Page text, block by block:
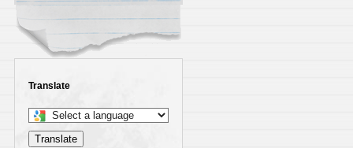
Translate
Select
a Translate